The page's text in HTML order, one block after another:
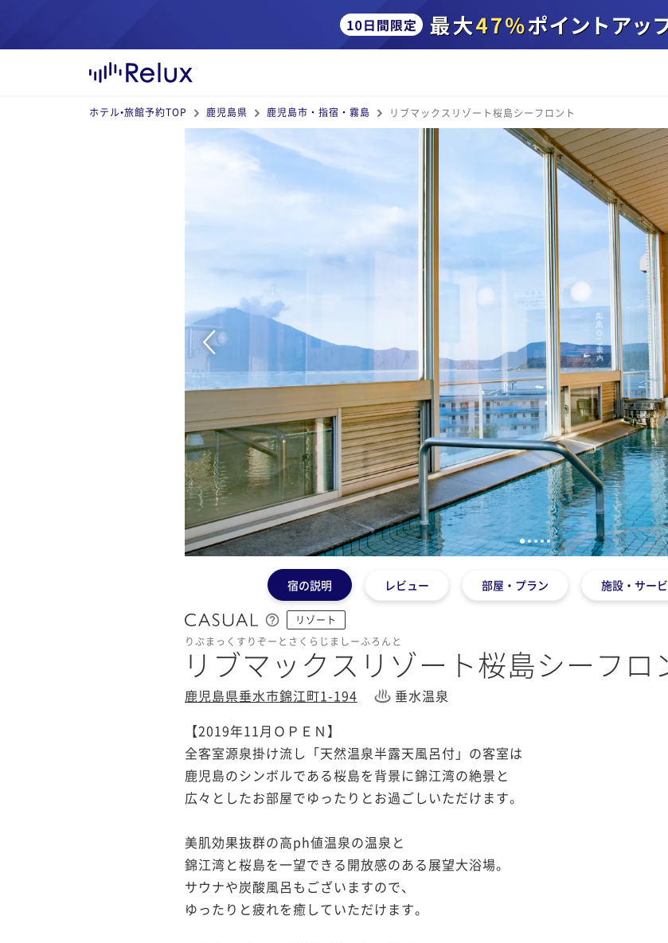
ホテル•旅館予約TOP 鹿児島県 鹿児島市・指宿・霧島 リブマックスリゾート桜島シーフロント
1 23 45
宿の説明 レビュー 部屋・プラン 施設・サー
リゾート
りぶまっくすりぞーとさくらじましーふろんと
リブマックスリゾート桜島シーフロ
鹿児島県垂水市錦江町1-194
垂水温泉
【2019年11月ＯＰＥＮ】
全客室源泉掛け流し「天然温泉半露天風呂付」の客室は
鹿児島のシンボルである桜島を背景に錦江湾の絶景と
広々としたお部屋でゆったりとお過ごしいただけます。
美肌効果抜群の高ph値温泉の温泉と
錦江湾と桜島を一望できる開放感のある展望大浴場。
サウナや炭酸風呂もございますので、
ゆったりと疲れを癒していただけます。